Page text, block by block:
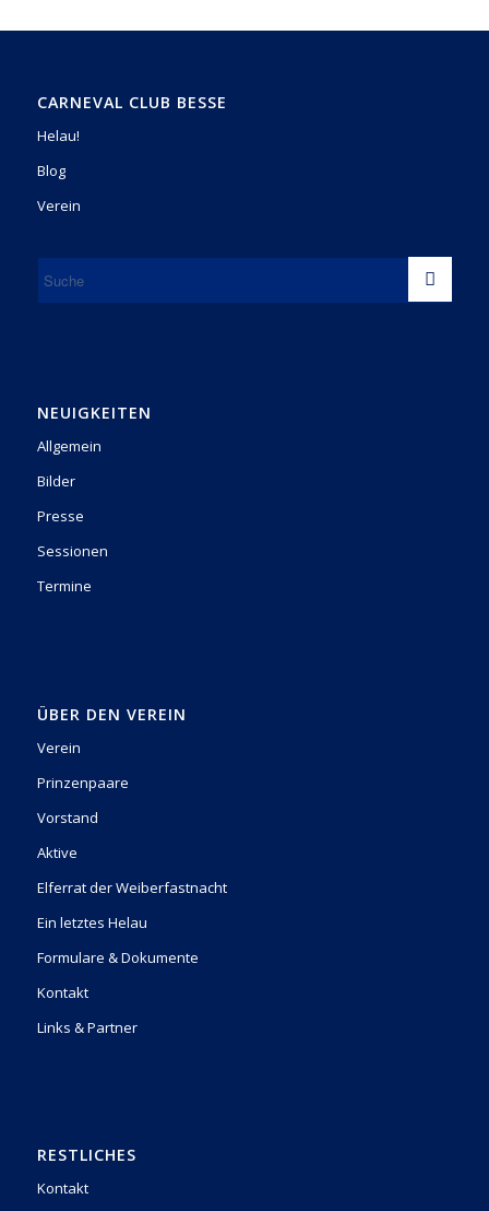
CARNEVAL CLUB BESSE
Helau!
Blog
Verein
NEUIGKEITEN
Allgemein
Bilder
Presse
Sessionen
Termine
ÜBER DEN VEREIN
Verein
Prinzenpaare
Vorstand
Aktive
Elferrat der Weiberfastnacht
Ein letztes Helau
Formulare & Dokumente
Kontakt
Links & Partner
RESTLICHES
Kontakt